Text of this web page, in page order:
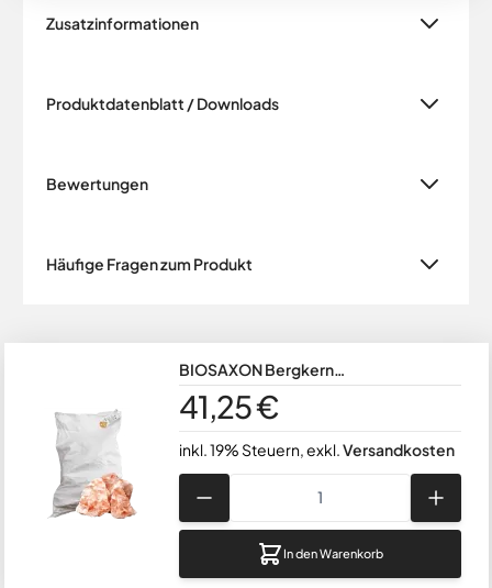
Zusatzinformationen
Produktdatenblatt / Downloads
Bewertungen
Häufige Fragen zum Produkt
BIOSAXON Bergkern
Natursalzlecksteine gebrochen im 25
kg Sack
41,25 €
inkl. 19% Steuern,exkl.Versandkosten
Menge
In den Warenkorb